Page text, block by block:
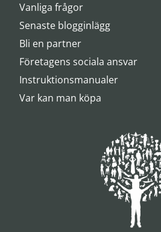
Vanliga frågor
Senaste blogginlägg
Bli en partner
Företagens sociala ansvar
Instruktionsmanualer
Var kan man köpa